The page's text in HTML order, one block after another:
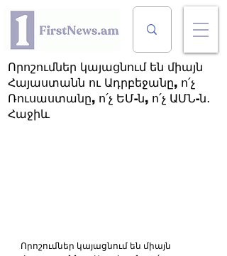
Որոշումներ կայացնում են միայն
Հայաստանն ու Ադրբեջանը, ո՛չ
Ռուսաստանը, ո՛չ ԵՄ-ն, ո՛չ ԱՄՆ-ն․
Հաջիև
Որոշումներ կայացնում են միայն